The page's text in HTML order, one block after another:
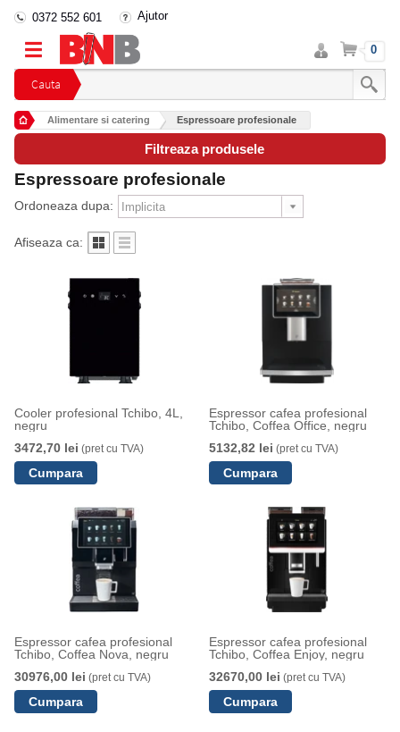
Cauta
0372 552 601 Ajutor
Intra
in
cont
Cos 0
Alimentare si catering Espressoare profesionale
Filtreaza produsele
Espressoare profesionale
Ordoneaza dupa:
Afiseaza ca:
Cooler profesional Tchibo, 4L,
negru
3472,70 lei (pret cu TVA)
Espressor cafea profesional
Tchibo, Coffea Office, negru
5132,82 lei (pret cu TVA)
Espressor cafea profesional
Tchibo, Coffea Nova, negru
30976,00 lei (pret cu TVA)
Espressor cafea profesional
Tchibo, Coffea Enjoy, negru
32670,00 lei (pret cu TVA)